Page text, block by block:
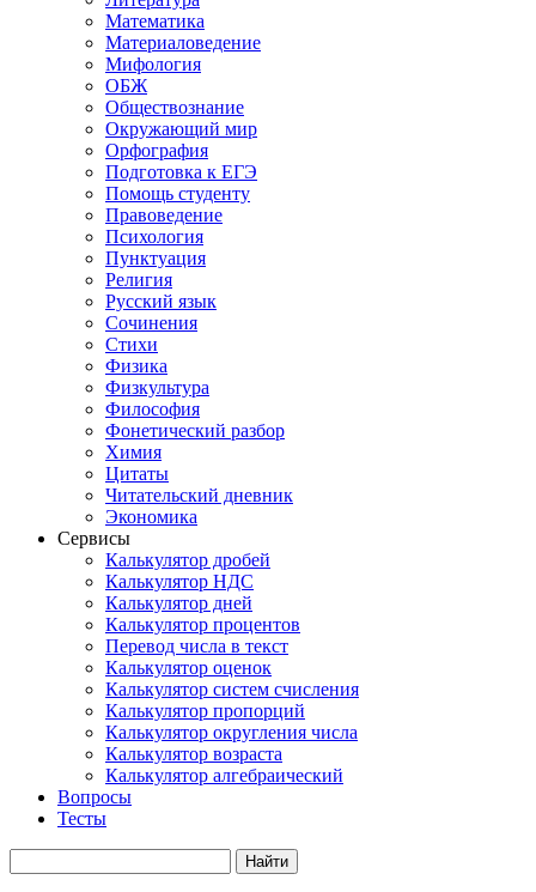
Математика
Материаловедение
Мифология
ОБЖ
Обществознание
Окружающий мир
Орфография
Подготовка к ЕГЭ
Помощь студенту
Правоведение
Психология
Пунктуация
Религия
Русский язык
Сочинения
Стихи
Физика
Физкультура
Философия
Фонетический разбор
Химия
Цитаты
Читательский дневник
Экономика
Сервисы
Калькулятор дробей
Калькулятор НДС
Калькулятор дней
Калькулятор процентов
Перевод числа в текст
Калькулятор оценок
Калькулятор систем счисления
Калькулятор пропорций
Калькулятор округления числа
Калькулятор возраста
Калькулятор алгебраический
Вопросы
Тесты
Найти